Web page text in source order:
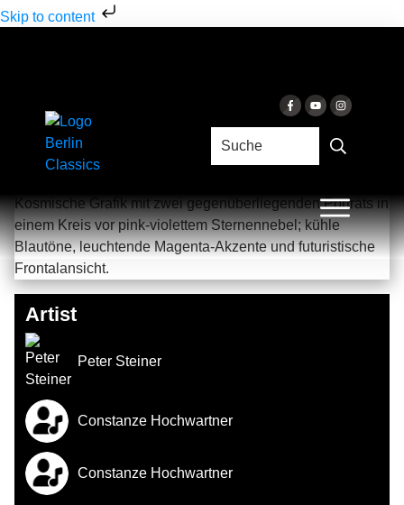
Skip to content
Peter Steiner & Constanze Hochwartner
& Constanze Hochwartner
Artist
Peter Steiner
Constanze Hochwartner
Constanze Hochwartner